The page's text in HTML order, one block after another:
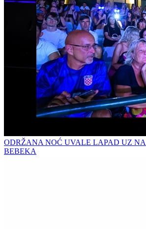
ODRŽANA NOĆ UVALE LAPAD UZ
BEBEKA